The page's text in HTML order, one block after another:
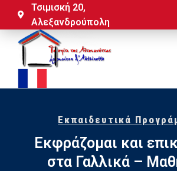
Τσιμισκή 20,
Αλεξανδρούπολη
Εκπαιδευτικά
Εκφράζομαι και
στα Γαλλικά –